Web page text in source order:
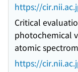
https://
Critical
photochemical
atomic
https://